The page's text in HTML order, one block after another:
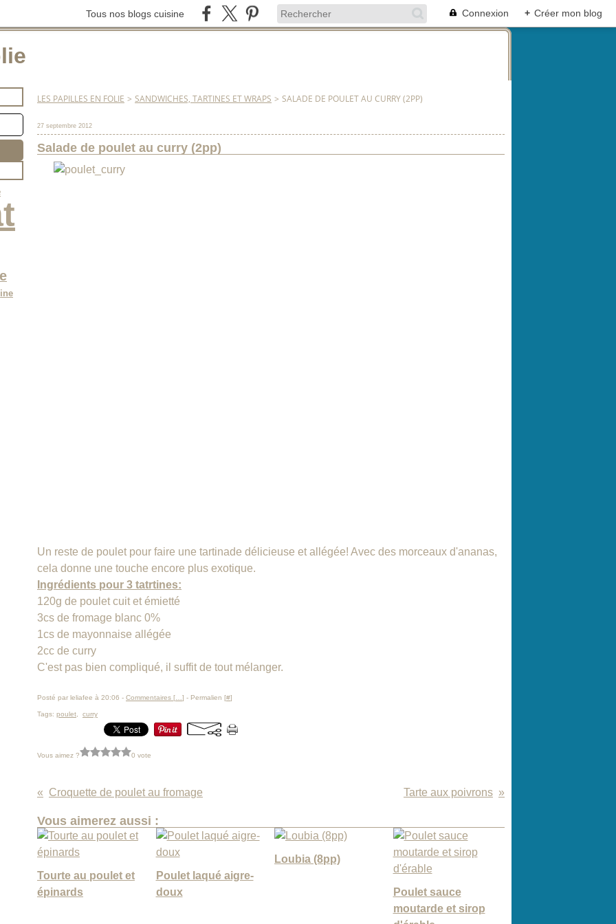
Tous nos blogs cuisine Connexion + Créer mon blog
LES PAPILLES EN FOLIE > SANDWICHES, TARTINES ET WRAPS > SALADE DE POULET AU CURRY (2PP)
27 septembre 2012
Salade de poulet au curry (2pp)
Un reste de poulet pour faire une tartinade délicieuse et allégée! Avec des morceaux d'ananas,
cela donne une touche encore plus exotique.
Ingrédients pour 3 tatrtines:
120g de poulet cuit et émietté
3cs de fromage blanc 0%
1cs de mayonnaise allégée
2cc de curry
C'est pas bien compliqué, il suffit de tout mélanger.
Posté par leliafee à 20:06 - Commentaires [ ] - Permalien [#]
Tags: poulet curry
Vous aimez ? 0 vote
Croquette de poulet au fromage Tarte aux poivrons
Vous aimerez aussi :
Tourte au poulet et
épinards
Poulet laqué aigre-
doux
Loubia (8pp)
Poulet sauce
moutarde et sirop